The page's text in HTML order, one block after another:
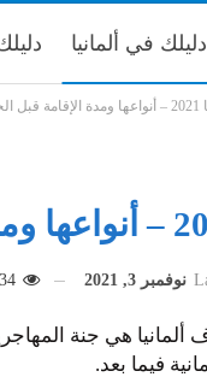
دليلك في ألمانيا
نوفمبر 3, 2021
هي جنة
فيما بعد.